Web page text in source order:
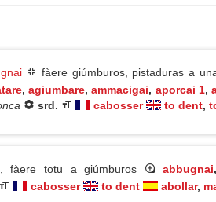
fàere giúmburos, pistaduras a
,agiumbare,ammacigai, aporcai 1,
srd. cabosser to dent,
fàere totu a giúmburos abbugnai
cabosser to dent abollar,